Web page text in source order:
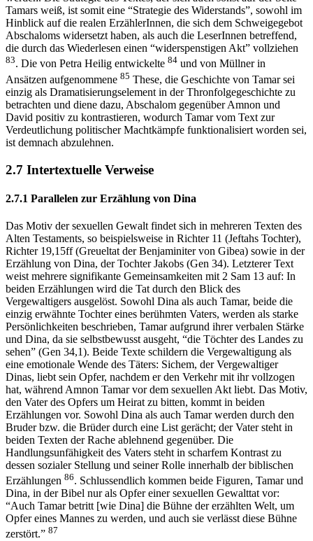
Tamars weiß, ist somit eine “Strategie des Widerstands”, sowohl im
Hinblick auf die realen ErzählerInnen, die sich dem Schweigegebot
Abschaloms widersetzt haben, als auch die LeserInnen betreffend,
die durch das Wiederlesen einen “widerspenstigen Akt” vollziehen
83. Die von Petra Heilig entwickelte 84 und von Müllner in
Ansätzen aufgenommene 85 These, die Geschichte von Tamar sei
einzig als Dramatisierungselement in der Thronfolgegeschichte zu
betrachten und diene dazu, Abschalom gegenüber Amnon und
David positiv zu kontrastieren, wodurch Tamar vom Text zur
Verdeutlichung politischer Machtkämpfe funktionalisiert worden sei,
ist demnach abzulehnen.
2.7 Intertextuelle Verweise
2.7.1 Parallelen zur Erzählung von Dina
Das Motiv der sexuellen Gewalt findet sich in mehreren Texten des
Alten Testaments, so beispielsweise in Richter 11 (Jeftahs Tochter),
Richter 19,15ff (Greueltat der Benjaminiter von Gibea) sowie in der
Erzählung von Dina, der Tochter Jakobs (Gen 34). Letzterer Text
weist mehrere signifikante Gemeinsamkeiten mit 2 Sam 13 auf: In
beiden Erzählungen wird die Tat durch den Blick des
Vergewaltigers ausgelöst. Sowohl Dina als auch Tamar, beide die
einzig erwähnte Tochter eines berühmten Vaters, werden als starke
Persönlichkeiten beschrieben, Tamar aufgrund ihrer verbalen Stärke
und Dina, da sie selbstbewusst ausgeht, “die Töchter des Landes zu
sehen” (Gen 34,1). Beide Texte schildern die Vergewaltigung als
eine emotionale Wende des Täters: Sichem, der Vergewaltiger
Dinas, liebt sein Opfer, nachdem er den Verkehr mit ihr vollzogen
hat, während Amnon Tamar vor dem sexuellen Akt liebt. Das Motiv,
den Vater des Opfers um Heirat zu bitten, kommt in beiden
Erzählungen vor. Sowohl Dina als auch Tamar werden durch den
Bruder bzw. die Brüder durch eine List gerächt; der Vater steht in
beiden Texten der Rache ablehnend gegenüber. Die
Handlungsunfähigkeit des Vaters steht in scharfem Kontrast zu
dessen sozialer Stellung und seiner Rolle innerhalb der biblischen
Erzählungen 86. Schlussendlich kommen beide Figuren, Tamar und
Dina, in der Bibel nur als Opfer einer sexuellen Gewalttat vor:
“Auch Tamar betritt [wie Dina] die Bühne der erzählten Welt, um
Opfer eines Mannes zu werden, und auch sie verlässt diese Bühne
zerstört.” 87